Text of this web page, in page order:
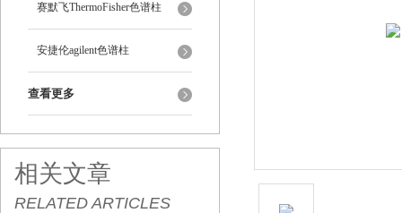
赛默飞ThermoFisher色谱柱
安捷伦agilent色谱柱
查看更多
相关文章
RELATED ARTICLES